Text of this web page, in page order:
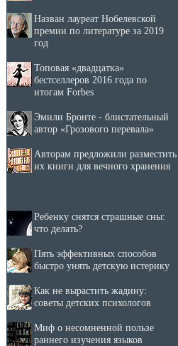
Назван лауреат Нобелевской
премии по литературе за 2019
год
Топовая «двадцатка»
бестселлеров 2016 года по
итогам Forbes
Эмили Бронте - блистательный
автор «Грозового перевала»
Авторам предложили разместить
их книги для вечного хранения
Ребенку снятся страшные сны:
что делать?
Пять эффективных способов
быстро унять детскую истерику
Как не вырастить жадину:
советы детских психологов
Миф о несомненной пользе
раннего изучения языков